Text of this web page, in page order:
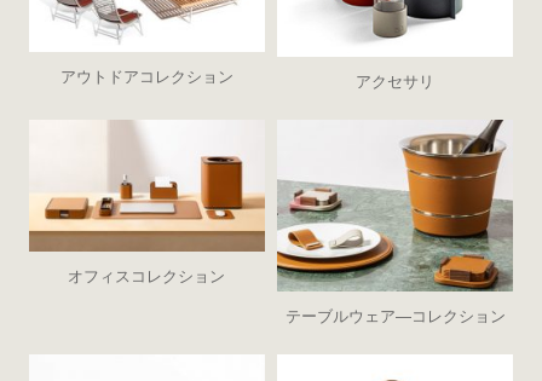
アウトドアコレクション アクセサリ
オフィスコレクション
テーブルウェア―コレクション